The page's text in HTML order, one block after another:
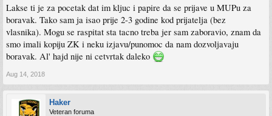
Lakse ti je za pocetak dat im kljuc i papire da se prijave u MUPu za
boravak. Tako sam ja isao prije 2-3 godine kod prijatelja (bez
vlasnika). Mogu se raspitat sta tacno treba jer sam zaboravio, znam da
smo imali kopiju ZK i neku izjavu/punomoc da nam dozvoljavaju
boravak. Al' hajd nije ni cetvrtak daleko
Aug 14, 2018
Haker
Veteran foruma